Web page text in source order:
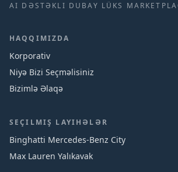
AI DƏSTƏKLI DUBAY LÜKS
HAQQIMIZDA
Korporativ
Niyə Bizi Seçməlisiniz
Bizimlə Əlaqə
SEÇILMIŞ LAYIHƏLƏR
Binghatti Mercedes‑Benz City
Max Lauren Yalıkavak